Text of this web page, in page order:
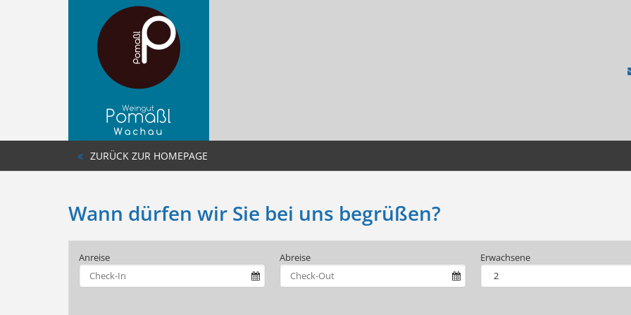
ZURÜCK ZUR HOMEPAGE
Wann dürfen wir Sie bei uns begrüßen?
Anreise Abreise Erwachsene